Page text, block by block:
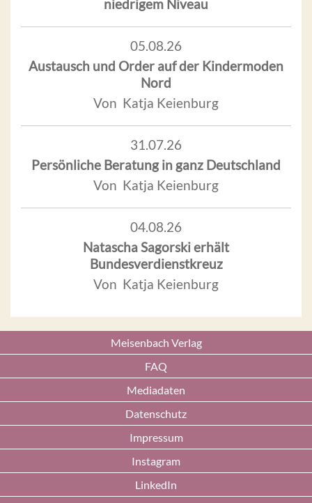
niedrigem Niveau
05.08.26
Austausch und Order auf der Kindermoden
Nord
Von Katja Keienburg
31.07.26
Persönliche Beratung in ganz Deutschland
Von Katja Keienburg
04.08.26
Natascha Sagorski erhält
Bundesverdienstkreuz
Von Katja Keienburg
Meisenbach Verlag
FAQ
Mediadaten
Datenschutz
Impressum
Instagram
LinkedIn